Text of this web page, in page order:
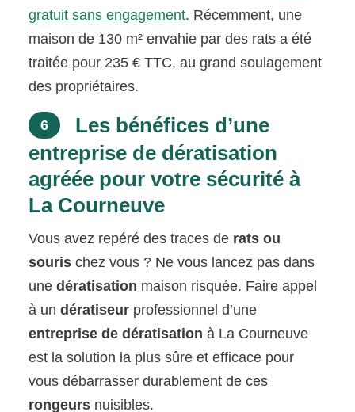
gratuit sans engagement. Récemment, une
maison de 130 m² envahie par des rats a été
traitée pour 235 € TTC, au grand soulagement
des propriétaires.
6
Les bénéfices d’une
entreprise de dératisation
agréée pour votre sécurité à
La Courneuve
Vous avez repéré des traces de rats ou
souris chez vous ? Ne vous lancez pas dans
unedératisation maison risquée. Faire appel
à undératiseur professionnel d’une
entreprise de dératisation à La Courneuve
est la solution la plus sûre et efficace pour
vous débarrasser durablement de ces
rongeurs nuisibles.